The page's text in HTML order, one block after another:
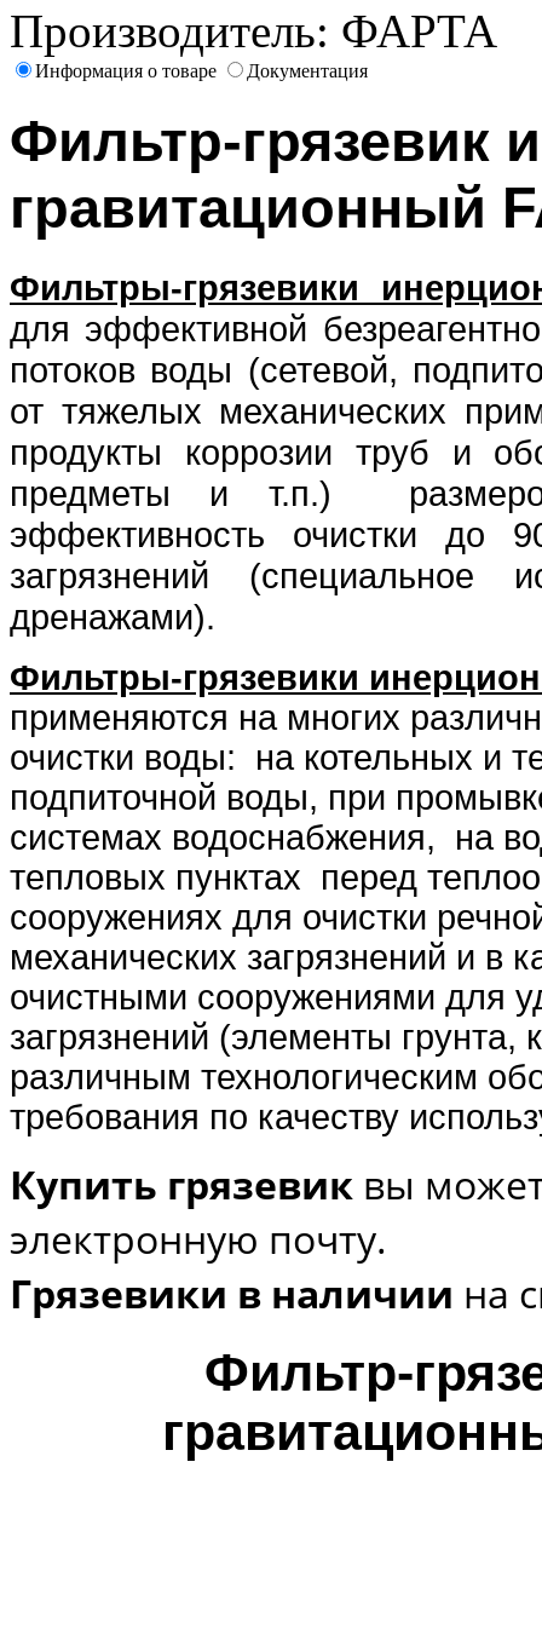
Производитель: ФАРТА
Информация о товаре Документация
Фильтр-грязевик
гравитационный
Фильтры-грязевики
для эффективной
потоков воды (сетевой,
от тяжелых механических
продукты коррозии труб и
предметы и т.п.)
эффективность очистки
загрязнений
дренажами).
Фильтры-грязевики
применяются на многих
очистки воды: на котельных и
подпиточной воды, при
системах водоснабжения, на
тепловых пунктах перед
сооружениях для очистки
механических загрязнений и в
очистными сооружениями для
загрязнений (элементы грунта,
различным технологическим
требования по качеству
Купить грязевик вы
электронную почту.
Грязевики в наличии на
Фильтр-